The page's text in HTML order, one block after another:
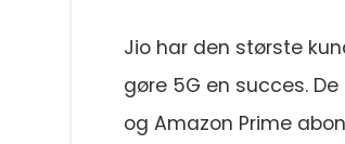
Jio har den største
gøre 5G en succes.
og Amazon Prime